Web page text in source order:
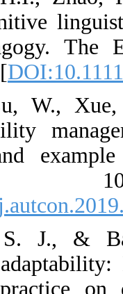
A
438-68. [
Xu, J.,
Zaccaro,
and
and